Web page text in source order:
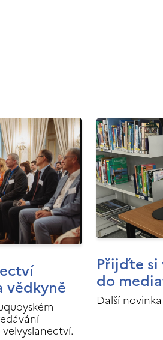
vědkyně
Přijďte
do
Další